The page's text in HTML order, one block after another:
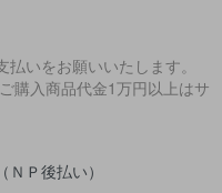
いをお願いいたします。
購入商品代金1万円以上はサ
Ｐ後払い）